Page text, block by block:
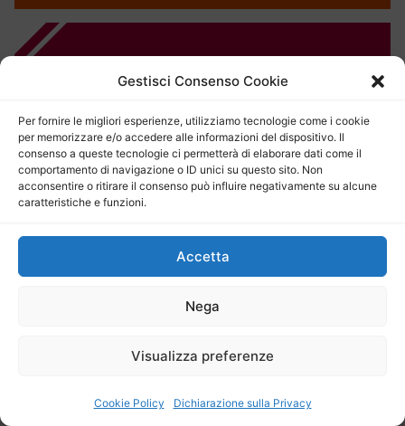
Gestisci Consenso Cookie
Per fornire le migliori esperienze, utilizziamo tecnologie come i cookie
per memorizzare e/o accedere alle informazioni del dispositivo. Il
consenso a queste tecnologie ci permetterà di elaborare dati come il
comportamento di navigazione o ID unici su questo sito. Non
acconsentire o ritirare il consenso può influire negativamente su alcune
caratteristiche e funzioni.
Accetta
Nega
Visualizza preferenze
Cookie Policy Dichiarazione sulla Privacy
Pubblicazione: mercoledì 8 Luglio 2026
Bandi e concorsi: le ultime novità dalla Gazzetta Ufficiale
della Repubblica Italiana del 3 e 7 luglio 2026
Bandi e concorsi: ecco le ultime novità dalla Gazzetta
Pubblicazione: venerdì 26 Giugno 2026
Entra nell'Archivio Lavoro & Concorsi